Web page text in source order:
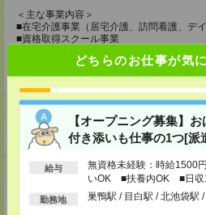
どちらのお仕事が気
【オープニング募集】
付き添いも仕事の1つ[派
給与
無資格未経験：時給1500
いOK ■扶養内OK ■日収
以上
勤務地 巣鴨駅 / 目白駅 / 北池袋駅 /
＜主な事業内容＞
■在宅介護事業（居宅介護、訪問看護、デイ
■資格取得スクール事業
■転職支援事業（求人サイト、人材紹介、
■フランチャイズ事業
ホームページ
https://en-gage.net/eustylelab_job/
事業所
東京都中野区本町1-32-2ハーモニータワー